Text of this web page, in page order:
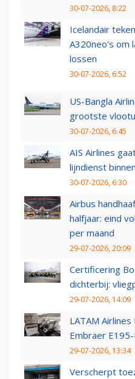
30-07-2026, 8:22
Icelandair
A320neo's om
lossen
30-07-2026, 6:52
US-Bangla
grootste
30-07-2026, 6:45
AIS Airlines
lijndienst
30-07-2026, 6:30
Airbus
halfjaar: eind
per maand
29-07-2026, 20:09
Certificering
dichterbij:
29-07-2026, 14:09
LATAM
Embraer E195-
29-07-2026, 13:34
Verscherpt